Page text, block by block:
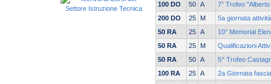
100 DO
50 A
7° Trofeo
200 DO
25 M
5a giornata
50 RA
25 A
10° Memorial
50 RA
25 M
Qualificazioni
50 RA
50 A
5^ Trofeo
100 RA
25 A
2a Giornata